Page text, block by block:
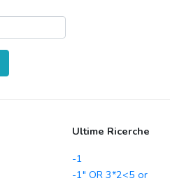
Ultime Ricerche
-1
-1" OR 3*2<5 or